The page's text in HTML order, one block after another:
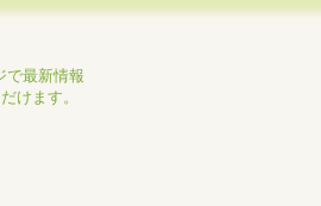
で最新情報
けます。